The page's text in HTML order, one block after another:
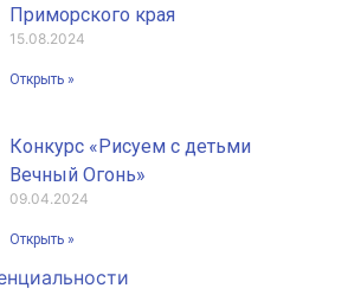
Приморского края
15.08.2024
Открыть »
Конкурс «Рисуем с детьми
Вечный Огонь»
09.04.2024
Открыть »